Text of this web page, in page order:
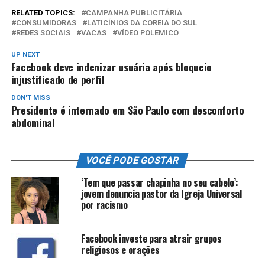
RELATED TOPICS:
CAMPANHA PUBLICITÁRIA
CONSUMIDORAS
LATICÍNIOS DA COREIA DO SUL
REDES SOCIAIS
VACAS VÍDEO POLEMICO
UP NEXT
Facebook deve indenizar usuária após bloqueio
injustificado de perfil
DON'T MISS
Presidente é internado em São Paulo com desconforto
abdominal
VOCÊ PODE GOSTAR
‘Tem que passar chapinha no seu cabelo’:
jovem denuncia pastor da Igreja Universal
por racismo
Facebook investe para atrair grupos
religiosos e orações